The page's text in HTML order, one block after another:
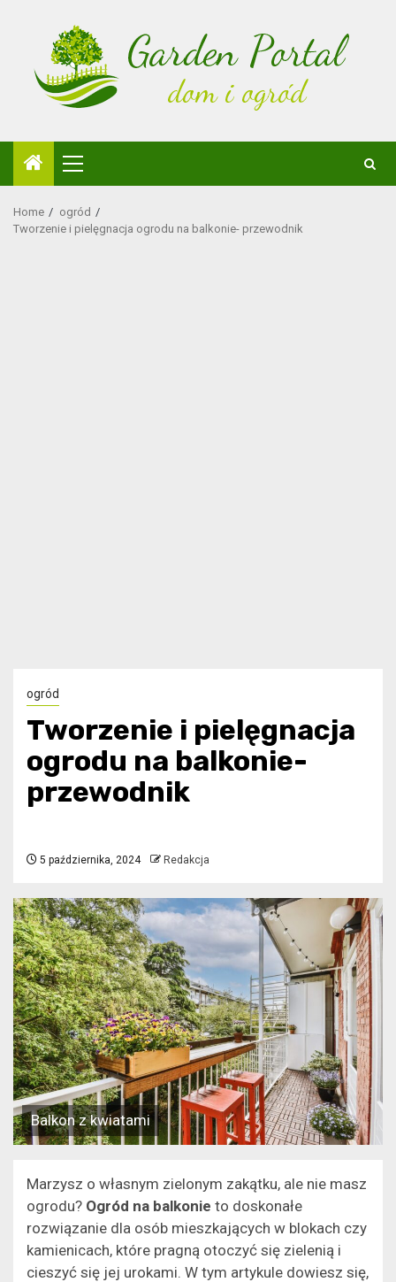
Primary
Menu
Home
ogród
Tworzenie i pielęgnacja ogrodu na balkonie- przewodnik
ogród
Tworzenie i pielęgnacja
ogrodu na balkonie-
przewodnik
5 października, 2024 Redakcja
Balkon z kwiatami
Marzysz o własnym zielonym zakątku, ale nie masz
ogrodu? Ogród na balkonie to doskonałe
rozwiązanie dla osób mieszkających w blokach czy
kamienicach, które pragną otoczyć się zielenią i
cieszyć się jej urokami. W tym artykule dowiesz się,